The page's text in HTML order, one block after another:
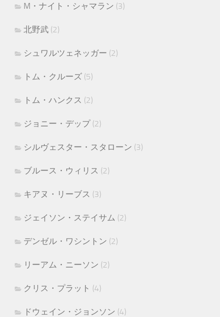
M・ナイト・シャマラン (3)
北野武 (2)
シュワルツェネッガー (2)
トム・クルーズ (5)
トム・ハンクス (2)
ジョニー・デップ(2)
シルヴェスター・スタローン (3)
ブルース・ウィリス (2)
キアヌ・リーブス (3)
ジェイソン・ステイサム (2)
デンゼル・ワシントン (2)
リーアム・ニーソン (2)
クリス・プラット (4)
ドウェイン・ジョンソン (4)